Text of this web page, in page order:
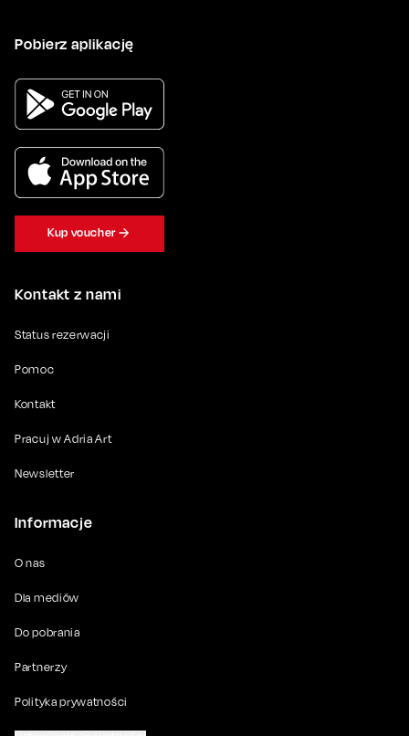
Kontakt z nami
Status rezerwacji
Pomoc
Kontakt
Pracuj w Adria Art
Newsletter
Informacje
O nas
Dla mediów
Do pobrania
Partnerzy
Polityka prywatności
Pobierz aplikację
Kup voucher